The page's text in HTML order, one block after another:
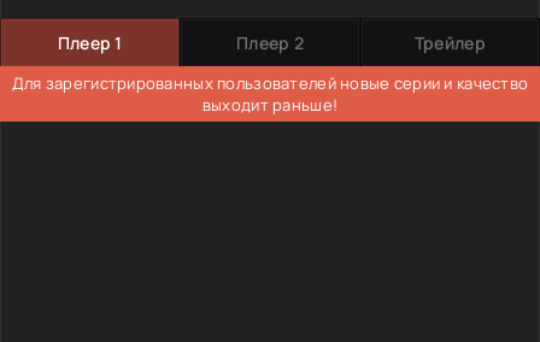
Плеер 1 Плеер 2 Трейлер
Для зарегистрированных пользователей новые серии и качество
выходит раньше!